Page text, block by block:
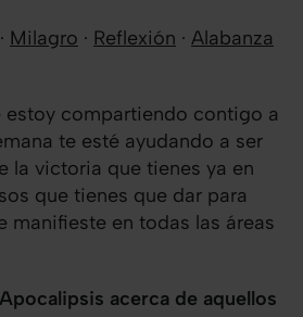
· Milagro · Reflexión · Alabanza
estoy compartiendo contigo a
te esté ayudando a ser
la victoria que tienes ya en
que tienes que dar para
manifieste en todas las áreas
acerca de aquellos